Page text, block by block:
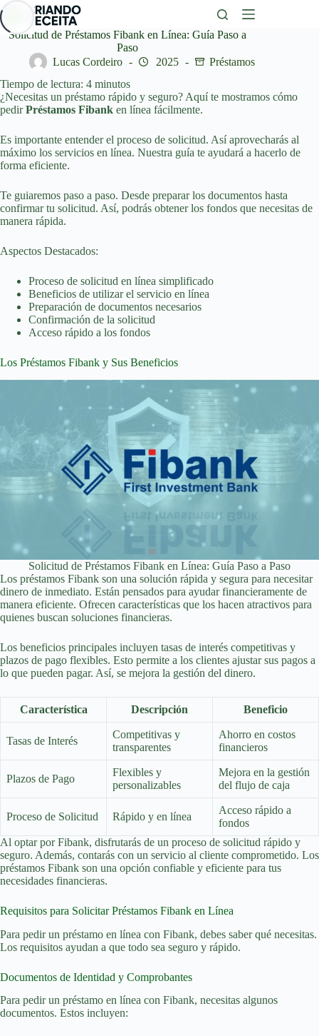
Saltar
al
contenido
Solicitud de Préstamos Fibank en Línea: Guía Paso a
Paso
Lucas Cordeiro
2025
Préstamos
Tiempo de lectura: 4 minutos
¿Necesitas un préstamo rápido y seguro? Aquí te mostramos cómo
pedirPréstamos Fibank en línea fácilmente.
Es importante entender el proceso de solicitud. Así aprovecharás al
máximo los servicios en línea. Nuestra guía te ayudará a hacerlo de
forma eficiente.
Te guiaremos paso a paso. Desde preparar los documentos hasta
confirmar tu solicitud. Así, podrás obtener los fondos que necesitas de
manera rápida.
Aspectos Destacados:
Proceso de solicitud en línea simplificado
Beneficios de utilizar el servicio en línea
Preparación de documentos necesarios
Confirmación de la solicitud
Acceso rápido a los fondos
Los Préstamos Fibank y Sus Beneficios
Solicitud de Préstamos Fibank en Línea: Guía Paso a Paso
Los préstamos Fibank son una solución rápida y segura para necesitar
dinero de inmediato. Están pensados para ayudar financieramente de
manera eficiente. Ofrecen características que los hacen atractivos para
quienes buscan soluciones financieras.
Los beneficios principales incluyen tasas de interés competitivas y
plazos de pago flexibles. Esto permite a los clientes ajustar sus pagos a
lo que pueden pagar. Así, se mejora la gestión del dinero.
Característica Descripción Beneficio
Tasas de Interés
Competitivas y
transparentes
Ahorro en costos
financieros
Plazos de Pago
Flexibles y
personalizables
Mejora en la gestión
del flujo de caja
Proceso de Solicitud Rápido y en línea
Acceso rápido a
fondos
Al optar por Fibank, disfrutarás de un proceso de solicitud rápido y
seguro. Además, contarás con un servicio al cliente comprometido. Los
préstamos Fibank son una opción confiable y eficiente para tus
necesidades financieras.
Requisitos para Solicitar Préstamos Fibank en Línea
Para pedir un préstamo en línea con Fibank, debes saber qué necesitas.
Los requisitos ayudan a que todo sea seguro y rápido.
Documentos de Identidad y Comprobantes
Para pedir un préstamo en línea con Fibank, necesitas algunos
documentos. Estos incluyen: